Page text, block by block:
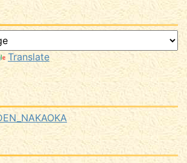
Translate